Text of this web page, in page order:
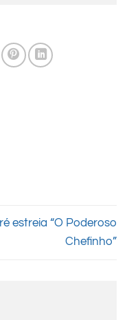
estreia “O Poderoso
Chefinho”